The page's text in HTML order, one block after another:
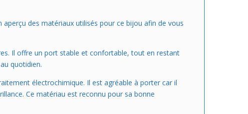
des matériaux utilisés pour ce bijou afin de vous
Il offre un port stable et confortable, tout en restant
quotidien.
électrochimique. Il est agréable à porter car il
Ce matériau est reconnu pour sa bonne